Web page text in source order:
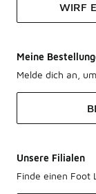
WIRF
Meine
Melde dich an,
Unsere Filialen
Finde einen Foot